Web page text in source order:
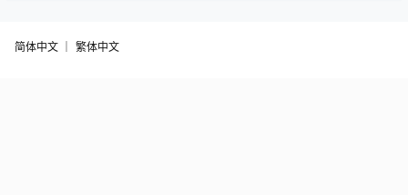
简体中文 ｜ 繁体中文